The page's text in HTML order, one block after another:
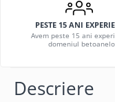
PESTE 15 ANI
Avem peste 15 ani
domeniul
Descriere